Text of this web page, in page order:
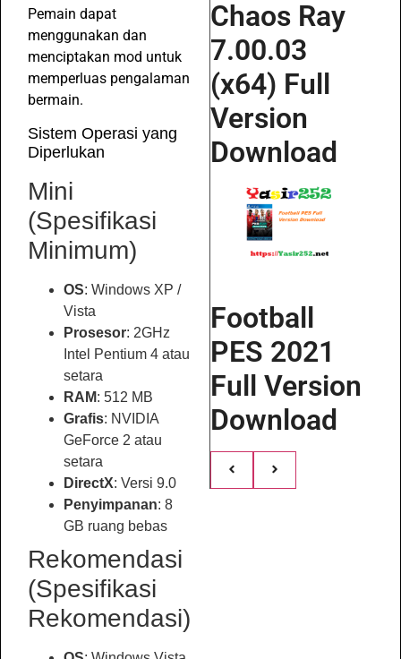
Pemain dapat
menggunakan dan
menciptakan mod untuk
memperluas pengalaman
bermain.
Sistem Operasi yang
Diperlukan
Mini
(Spesifikasi
Minimum)
OS: Windows XP /
Vista
Prosesor: 2GHz
Intel Pentium 4 atau
setara
RAM: 512 MB
Grafis: NVIDIA
GeForce 2 atau
setara
DirectX: Versi 9.0
Penyimpanan: 8
GB ruang bebas
Rekomendasi
(Spesifikasi
Rekomendasi)
Chaos Ray
7.00.03
(x64) Full
Version
Download
Football
PES 2021
Full Version
Download